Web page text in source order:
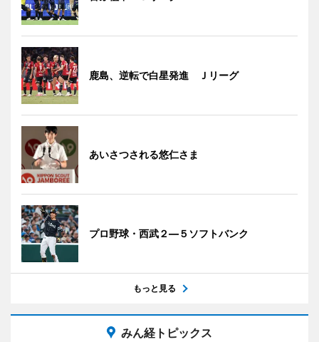
鹿島、逆転で白星発進 Ｊリーグ
あいさつされる悠仁さま
プロ野球・西武２―５ソフトバンク
もっと見る
みん経トピックス